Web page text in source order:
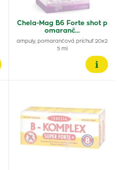
Chela-Mag B6 Forte shot p
omaranč…
ampuly, pomarančová príchuť 20x2
5 ml